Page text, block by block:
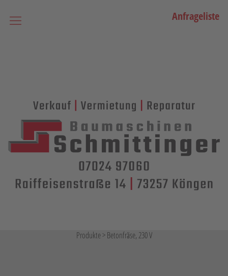
Anfrageliste
Bagger
Lader / Planiermaschinen
Lasergesteuerte Maschinen
Teleskopmaschinen
Miniraupenkrane
Arbeitsbühnen / Aufzüge
Produkte>Betonfräse, 230 V